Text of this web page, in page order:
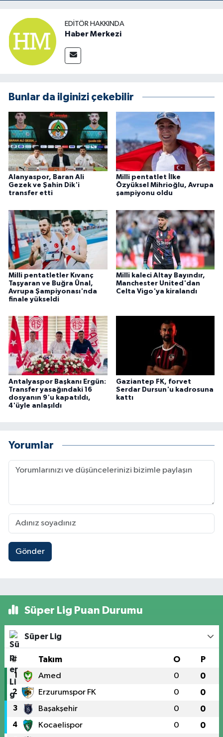
EDITÖR HAKKINDA
Haber Merkezi
Bunlar da ilginizi çekebilir
Alanyaspor, Baran Ali
Gezek ve Şahin Dik'i
transfer etti
Milli pentatlet İlke
Özyüksel Mihrioğlu, Avrupa
şampiyonu oldu
Milli pentatletler Kıvanç
Taşyaran ve Buğra Ünal,
Avrupa Şampiyonası'nda
finale yükseldi
Milli kaleci Altay Bayındır,
Manchester United'dan
Celta Vigo'ya kiralandı
Antalyaspor Başkanı Ergün:
Transfer yasağındaki 16
dosyanın 9'u kapatıldı,
4'üyle anlaşıldı
Gaziantep FK, forvet
Serdar Dursun'u kadrosuna
kattı
Yorumlar
Gönder
Süper Lig Puan Durumu
Süper Lig
# Takım O P
1 Amed 0 0
2 Erzurumspor FK 0 0
3 Başakşehir 0 0
4 Kocaelispor 0 0